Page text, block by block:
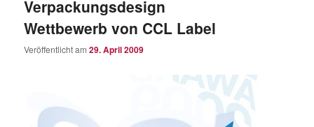
wechseln
Verpackungsdesign
Wettbewerb von CCL Label
Veröffentlicht am29. April 2009